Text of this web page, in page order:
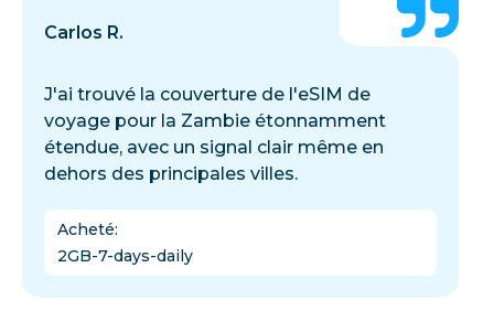
Carlos R.
J'ai trouvé la couverture de l'eSIM de
voyage pour la Zambie étonnamment
étendue, avec un signal clair même en
dehors des principales villes.
Acheté:
2GB-7-days-daily